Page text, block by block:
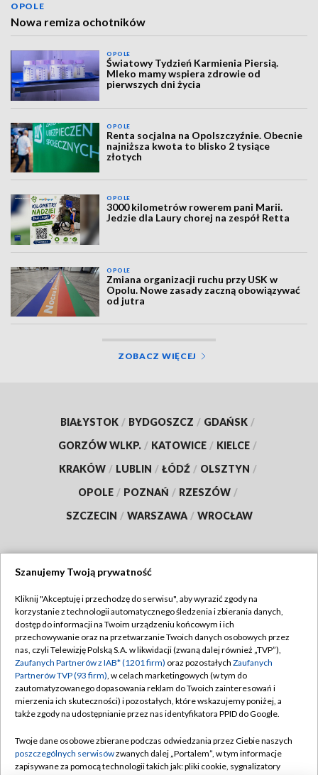
OPOLE
Nowa remiza ochotników
OPOLE
Światowy Tydzień Karmienia Piersią.
Mleko mamy wspiera zdrowie od
pierwszych dni życia
OPOLE
Renta socjalna na Opolszczyźnie. Obecnie
najniższa kwota to blisko 2 tysiące
złotych
OPOLE
3000 kilometrów rowerem pani Marii.
Jedzie dla Laury chorej na zespół Retta
OPOLE
Zmiana organizacji ruchu przy USK w
Opolu. Nowe zasady zaczną obowiązywać
od jutra
ZOBACZ WIĘCEJ
BIAŁYSTOK / BYDGOSZCZ / GDAŃSK /
GORZÓW WLKP. / KATOWICE / KIELCE /
KRAKÓW / LUBLIN / ŁÓDŹ / OLSZTYN /
OPOLE / POZNAŃ / RZESZÓW /
SZCZECIN / WARSZAWA / WROCŁAW
TVP
Abonament TVP
Emisja w TVP
Centrum informacji TVP
Naziemna Telewizja Cyfrowa
Rada Programowa
Regulamin TVP
Polityka prywatności
Moje zgody
Pomoc
Kontakt
Szanujemy Twoją prywatność
Kliknij "Akceptuję i przechodzę do serwisu", aby wyrazić zgody na
korzystanie z technologii automatycznego śledzenia i zbierania danych,
dostęp do informacji na Twoim urządzeniu końcowym i ich
przechowywanie oraz na przetwarzanie Twoich danych osobowych przez
nas, czyli Telewizję Polską S.A. w likwidacji (zwaną dalej również „TVP”),
Zaufanych Partnerów z IAB* (1201 firm) oraz pozostałych Zaufanych
Partnerów TVP (93 firm), w celach marketingowych (w tym do
zautomatyzowanego dopasowania reklam do Twoich zainteresowań i
mierzenia ich skuteczności) i pozostałych, które wskazujemy poniżej, a
także zgody na udostępnianie przez nas identyfikatora PPID do Google.
Twoje dane osobowe zbierane podczas odwiedzania przez Ciebie naszych
poszczególnych serwisówzwanych dalej „Portalem”, w tym informacje
zapisywane za pomocą technologii takich jak: pliki cookie, sygnalizatory